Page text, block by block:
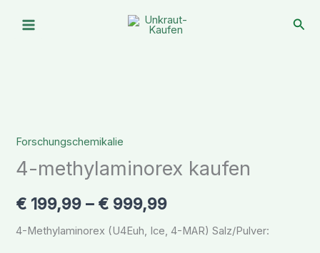
Inhalt
Forschungschemikalie
4-methylaminorex kaufen
€ 199,99 – € 999,99
bis
4-Methylaminorex (U4Euh, Ice, 4-MAR) Salz/Pulver:
kaufen
Menge